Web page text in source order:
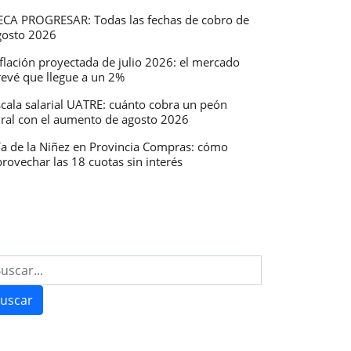
PROGRESAR: Todas las fechas de cobro de
2026
proyectada de julio 2026: el mercado
que llegue a un 2%
salarial UATRE: cuánto cobra un peón
con el aumento de agosto 2026
de la Niñez en Provincia Compras: cómo
las 18 cuotas sin interés